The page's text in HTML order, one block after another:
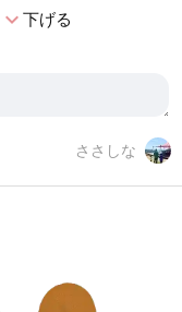
expand_more下げる
ささしな